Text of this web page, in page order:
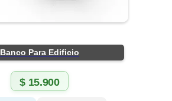
Banco Para Edificio
$15.900